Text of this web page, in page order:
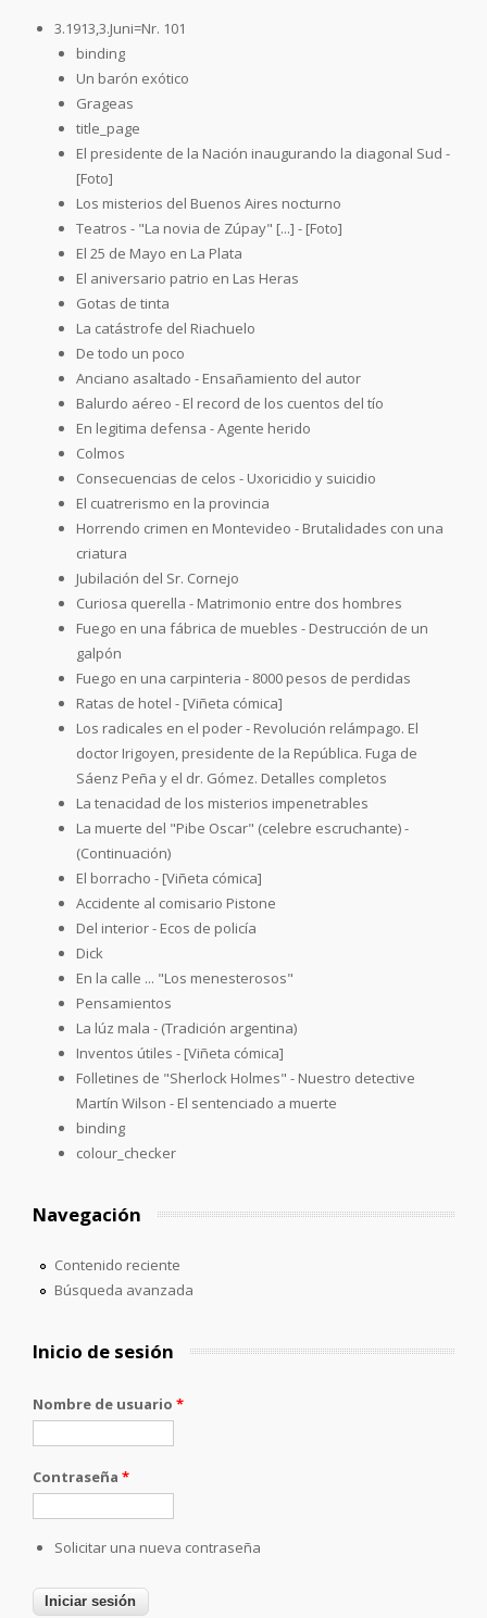
3.1913,3.Juni=Nr. 101
binding
Un barón exótico
Grageas
title_page
El presidente de la Nación inaugurando la diagonal Sud -
[Foto]
Los misterios del Buenos Aires nocturno
Teatros - "La novia de Zúpay" [...] - [Foto]
El 25 de Mayo en La Plata
El aniversario patrio en Las Heras
Gotas de tinta
La catástrofe del Riachuelo
De todo un poco
Anciano asaltado - Ensañamiento del autor
Balurdo aéreo - El record de los cuentos del tío
En legitima defensa - Agente herido
Colmos
Consecuencias de celos - Uxoricidio y suicidio
El cuatrerismo en la provincia
Horrendo crimen en Montevideo - Brutalidades con una
criatura
Jubilación del Sr. Cornejo
Curiosa querella - Matrimonio entre dos hombres
Fuego en una fábrica de muebles - Destrucción de un
galpón
Fuego en una carpinteria - 8000 pesos de perdidas
Ratas de hotel - [Viñeta cómica]
Los radicales en el poder - Revolución relámpago. El
doctor Irigoyen, presidente de la República. Fuga de
Sáenz Peña y el dr. Gómez. Detalles completos
La tenacidad de los misterios impenetrables
La muerte del "Pibe Oscar" (celebre escruchante) -
(Continuación)
El borracho - [Viñeta cómica]
Accidente al comisario Pistone
Del interior - Ecos de policía
Dick
En la calle ... "Los menesterosos"
Pensamientos
La lúz mala - (Tradición argentina)
Inventos útiles - [Viñeta cómica]
Folletines de "Sherlock Holmes" - Nuestro detective
Martín Wilson - El sentenciado a muerte
binding
colour_checker
Navegación
Contenido reciente
Búsqueda avanzada
Inicio de sesión
Nombre de usuario *
Contraseña *
Solicitar una nueva contraseña